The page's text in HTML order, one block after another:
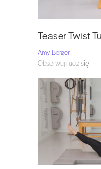
Teaser Twist
Amy Berger
Obserwuj i ucz się